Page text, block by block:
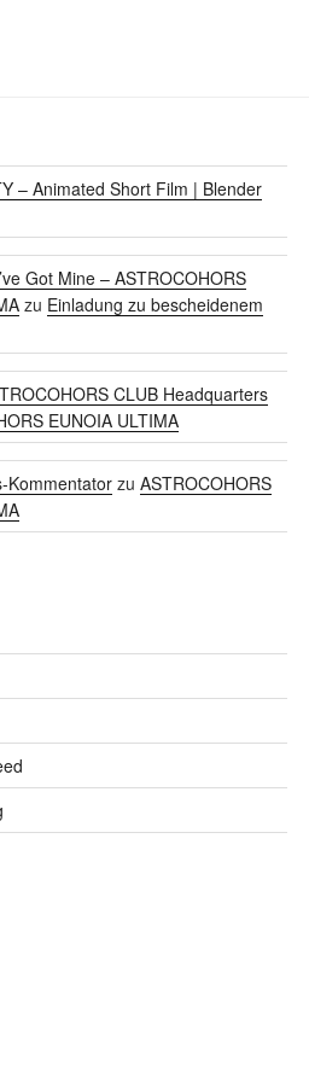
– Animated Short Film | Blender
Got Mine – ASTROCOHORS
zu Einladung zu bescheidenem
CLUB Headquarters
EUNOIA ULTIMA
Kommentator zu ASTROCOHORS